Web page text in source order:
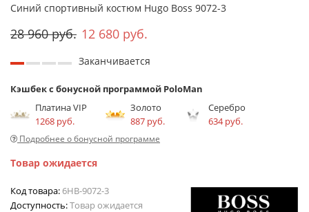
Синий спортивный костюм Hugo Boss 9072-3
28 960 руб. 12 680 руб.
Заканчивается
Кэшбек с бонусной программой PoloMan
Платина VIP
1268 руб.
Золото
887 руб.
Серебро
634 руб.
Подробнее о бонусной программе
Товар ожидается
Код товара:6HB-9072-3
Доступность:Товар ожидается